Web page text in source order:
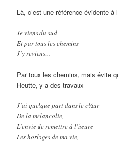
Là, c’est une référence évidente
Je viens du sud
Et par tous les chemins,
J’y reviens…
Par tous les chemins, mais évite
Heutte, y a des travaux
J’ai quelque part dans le c½ur
De la mélancolie,
L’envie de remettre à l’heure
Les horloges de ma vie,